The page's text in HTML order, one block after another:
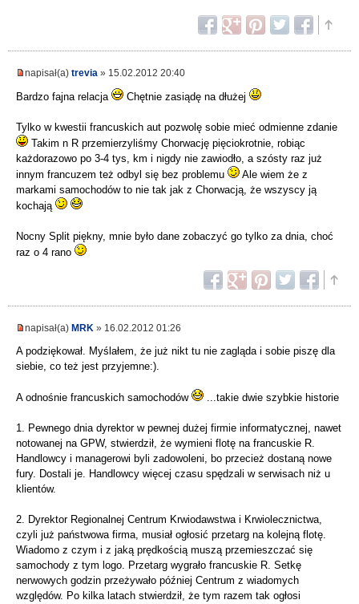
napisał(a) trevia » 15.02.2012 20:40
Bardzo fajna relacja Chętnie zasiądę na dłużej
Tylko w kwestii francuskich aut pozwolę sobie mieć odmienne zdanie
Takim n R przemierzyliśmy Chorwację pięciokrotnie, robiąc
każdorazowo po 3-4 tys, km i nigdy nie zawiodło, a szósty raz już
innym francuzem też odbyl się bez problemu
Ale wiem że z
markami samochodów to nie tak jak z Chorwacją, że wszyscy ją
kochają
Nocny Split piękny, mnie było dane zobaczyć go tylko za dnia, choć
raz o 4 rano
napisał(a) MRK » 16.02.2012 01:26
A podziękował. Myślałem, że już nikt tu nie zagląda i sobie piszę dla
siebie, co też jest przyjemne:).
A odnośnie francuskich samochodów ...takie dwie szybkie historie
1. Pewnego dnia dyrektor w pewnej dużej firmie informatycznej, nawet
notowanej na GPW, stwierdził, że wymieni flotę na francuskie R.
Handlowcy i managerowi byli zadowoleni, bo przecież dostaną nowe
fury. Dostali je. Handlowcy więcej czasu spędzali w serwisach niż u
klientów.
2. Dyrektor Regionalnej Centrum Krwiodawstwa i Krwiolecznictwa,
czyli już państwowa firma, musiał ogłosić przetarg na kolejną flotę.
Wiadomo z czym i z jaką prędkością muszą przemieszczać się
samochody z tym logo. Przetarg wygrało francuskie R. Setkę
nerwowych godzin przeżywało później Centrum z wiadomych
względów. Po kilka latach stwierdził, że tym razem tak ogłosi